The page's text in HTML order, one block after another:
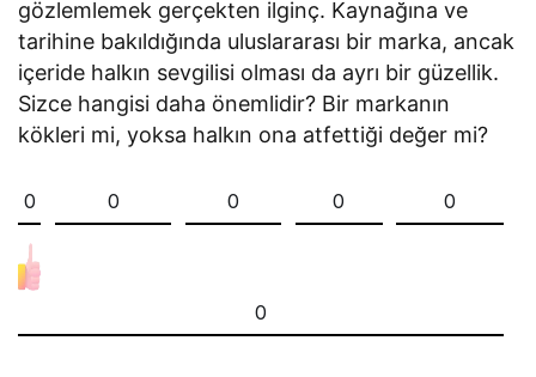
gözlemlemek gerçekten ilginç. Kaynağına ve
tarihine bakıldığında uluslararası bir marka, ancak
içeride halkın sevgilisi olması da ayrı bir güzellik.
Sizce hangisi daha önemlidir? Bir markanın
kökleri mi, yoksa halkın ona atfettiği değer mi?
0 0 0 0 0
0